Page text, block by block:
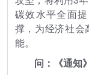
碳效水平全面
撑，为经济社会
能。
问：《通知